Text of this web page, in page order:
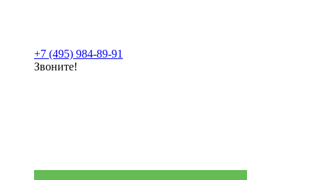
+7 (495) 984-89-91
Звоните!